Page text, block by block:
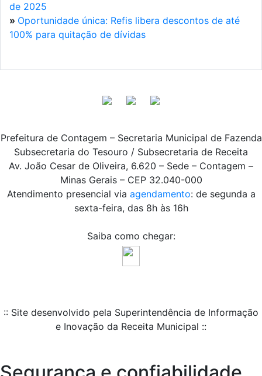
de 2025
» Oportunidade única: Refis libera descontos de até
100% para quitação de dívidas
Prefeitura de Contagem – Secretaria Municipal de Fazenda
Subsecretaria do Tesouro / Subsecretaria de Receita
Av. João Cesar de Oliveira, 6.620 – Sede – Contagem –
Minas Gerais – CEP 32.040-000
Atendimento presencial via agendamento: de segunda a
sexta-feira, das 8h às 16h
Saiba como chegar:
:: Site desenvolvido pela Superintendência de Informação
e Inovação da Receita Municipal ::